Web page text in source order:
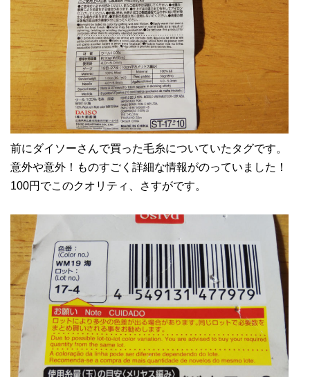
前にダイソーさんで買った毛糸についていたタグです。
意外や意外！ものすごく詳細な情報がのっていました！
100円でこのクオリティ、さすがです。